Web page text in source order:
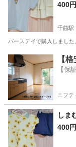
400円
千曲駅
バースデイで購入しまし
長野 千曲市 千曲
【
【保
ニフテ
しま
400円